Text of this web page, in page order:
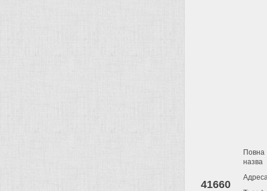
41660
Повна
назва